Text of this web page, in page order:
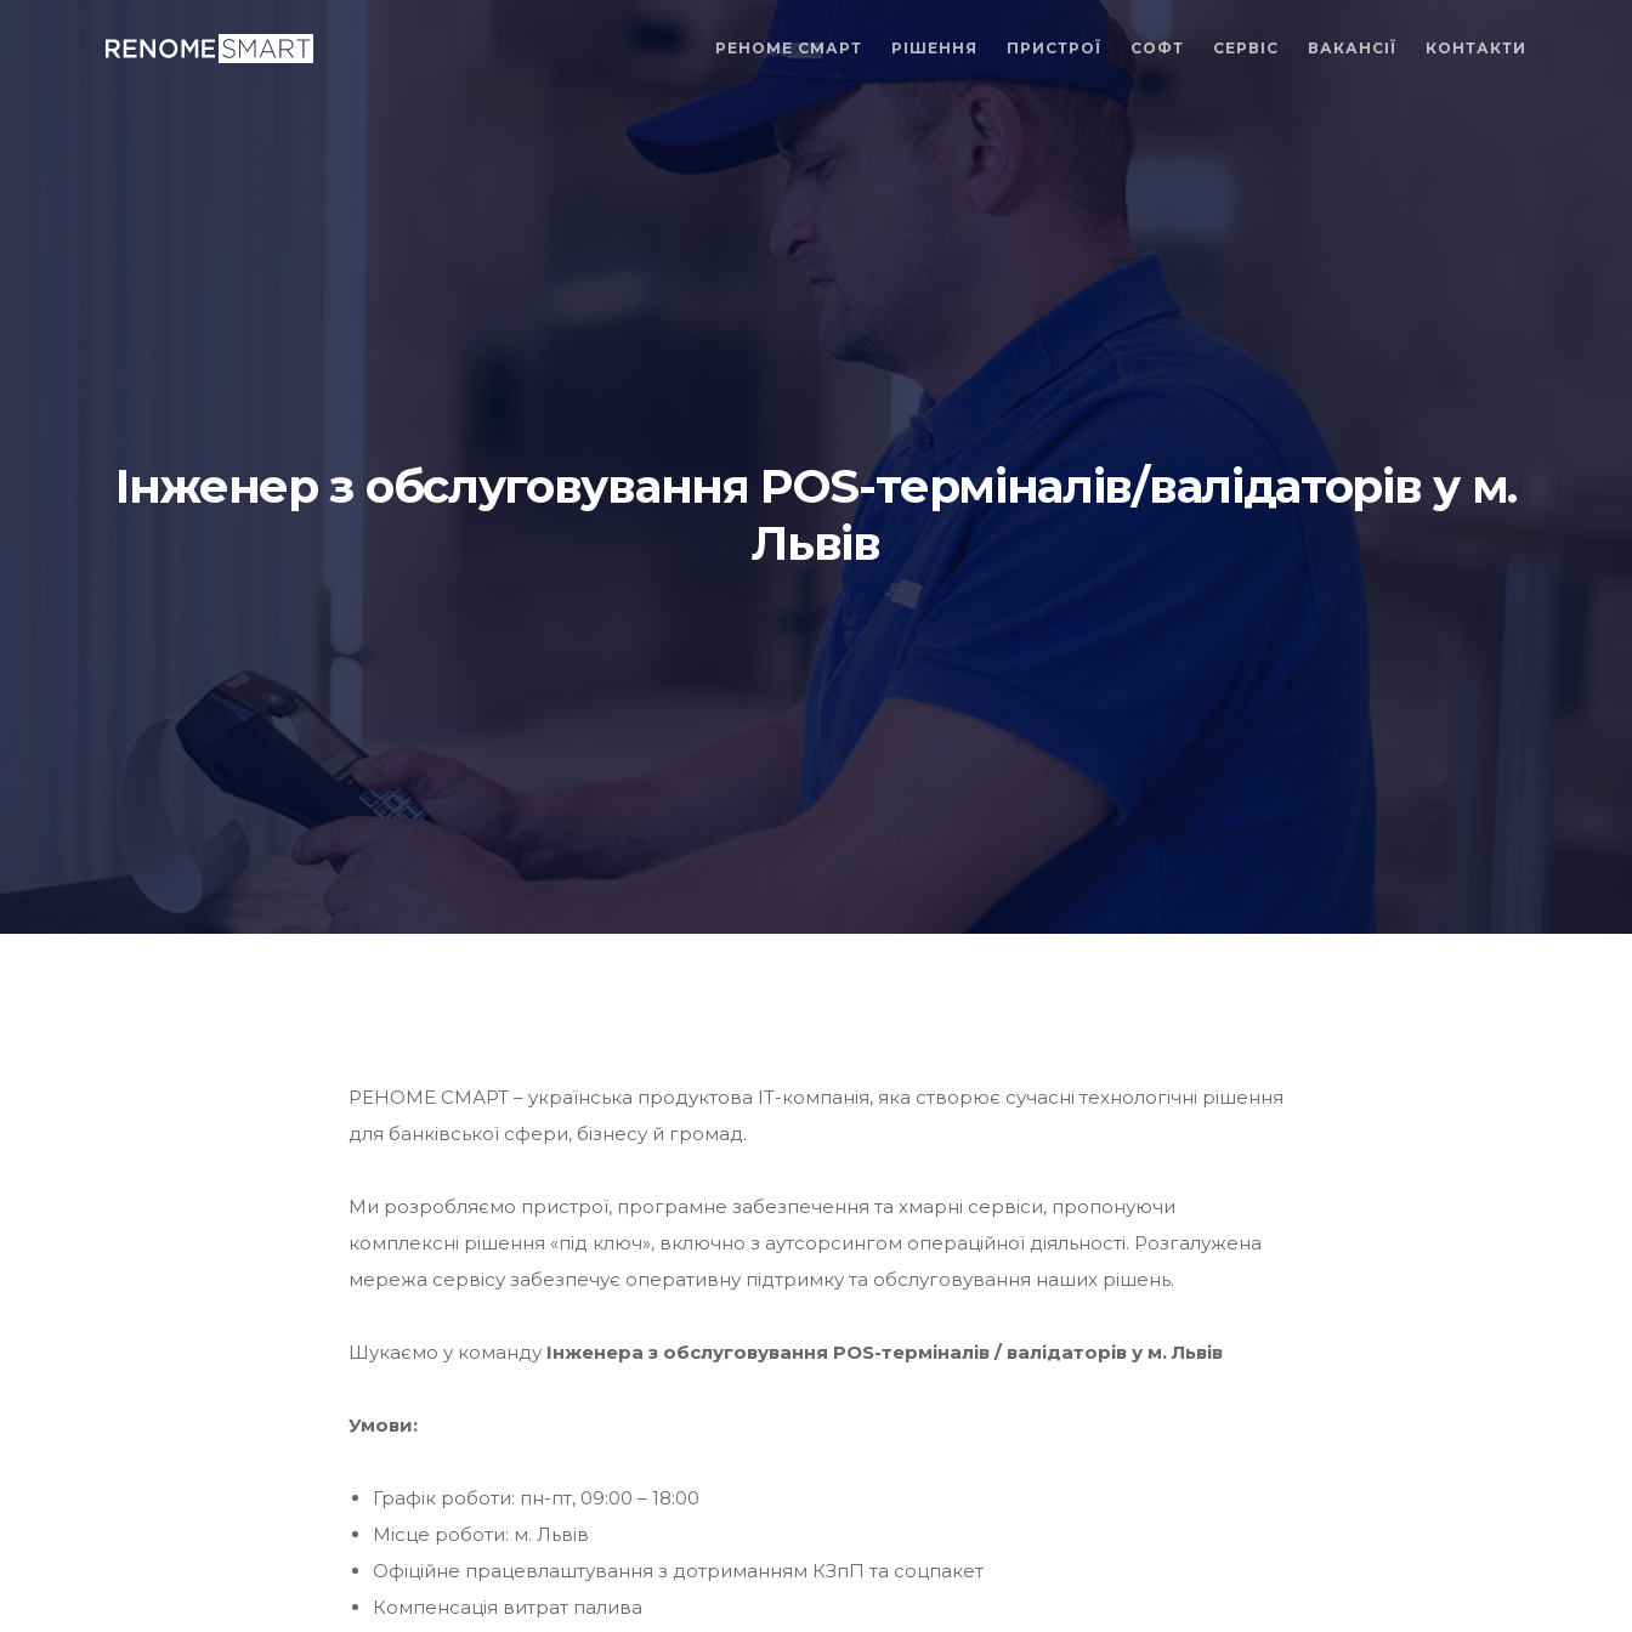
РЕНОМЕ СМАРТ РІШЕННЯ ПРИСТРОЇ СОФТ СЕРВІС ВАКАНСІЇ КОНТАКТИ
Інженер з обслуговування POS-терміналів/валідаторів у м.
Львів
РЕНОМЕ СМАРТ – українська продуктова IT-компанія, яка створює сучасні технологічні рішення
для банківської сфери, бізнесу й громад.
Ми розробляємо пристрої, програмне забезпечення та хмарні сервіси, пропонуючи
комплексні рішення «під ключ», включно з аутсорсингом операційної діяльності. Розгалужена
мережа сервісу забезпечує оперативну підтримку та обслуговування наших рішень.
Шукаємо у команду Інженера з обслуговування POS-терміналів / валідаторів у м. Львів
Умови:
Графік роботи: пн-пт, 09:00 – 18:00
Місце роботи: м. Львів
Офіційне працевлаштування з дотриманням КЗпП та соцпакет
Компенсація витрат палива